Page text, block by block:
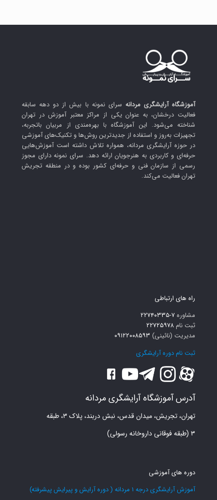
آموزشگاه آرایشگری مردانه سرای نمونه با بیش از دو دهه سابقه
فعالیت درخشان، به عنوان یکی از مراکز معتبر آموزش در تهران
شناخته می‌شود. این آموزشگاه با بهره‌مندی از مربیان باتجربه،
تجهیزات به‌روز و استفاده از جدیدترین روش‌ها و تکنیک‌های آموزشی
در حوزه آرایشگری مردانه، همواره تلاش داشته است آموزش‌هایی
حرفه‌ای و کاربردی به هنرجویان ارائه دهد. سرای نمونه دارای مجوز
رسمی از سازمان فنی و حرفه‌ای کشور بوده و در منطقه تجریش
تهران فعالیت می‌کند.
راه های ارتباطی
مشاوره۷-۲۲۷۴۰۳۳۵
ثبت نام ۲۲۷۲۵۹۷۸
مدیریت (نائینی) ۰۹۱۲۲۰۰۸۵۹۳
ثبت نام دوره آرایشگری
آدرس آموزشگاه آرایشگری مردانه
تهران، تجریش، میدان قدس، نبش دربند، پلاک ۳، طبقه
۳ (طبقه فوقانی داروخانه رسولی)
دوره های آموزشی
آموزش آرایشگری درجه 1 مردانه ( دوره آرایش و پیرایش پیشرفته)